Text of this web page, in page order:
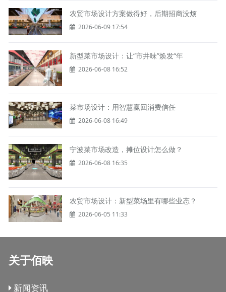
农贸市场设计方案做得好，后期招商没烦
2026-06-09 17:54
新型菜市场设计：让“市井味”焕发“年
2026-06-08 16:52
菜市场设计：用智慧赢回消费信任
2026-06-08 16:49
宁波菜市场改造，摊位设计怎么做？
2026-06-08 16:35
农贸市场设计：新型菜场里有哪些业态？
2026-06-05 11:33
关于佰映
新闻资讯